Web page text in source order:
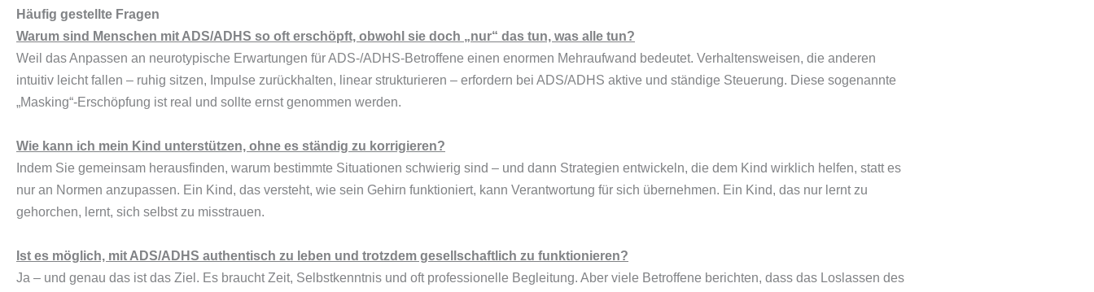
Häufig gestellte Fragen
Warum sind Menschen mit ADS/ADHS so oft erschöpft, obwohl sie doch „nur“ das tun, was alle tun?
Weil das Anpassen an neurotypische Erwartungen für ADS-/ADHS-Betroffene einen enormen Mehraufwand bedeutet. Verhaltensweisen, die anderen
intuitiv leicht fallen – ruhig sitzen, Impulse zurückhalten, linear strukturieren – erfordern bei ADS/ADHS aktive und ständige Steuerung. Diese sogenannte
„Masking“-Erschöpfung ist real und sollte ernst genommen werden.
Wie kann ich mein Kind unterstützen, ohne es ständig zu korrigieren?
Indem Sie gemeinsam herausfinden, warum bestimmte Situationen schwierig sind – und dann Strategien entwickeln, die dem Kind wirklich helfen, statt es
nur an Normen anzupassen. Ein Kind, das versteht, wie sein Gehirn funktioniert, kann Verantwortung für sich übernehmen. Ein Kind, das nur lernt zu
gehorchen, lernt, sich selbst zu misstrauen.
Ist es möglich, mit ADS/ADHS authentisch zu leben und trotzdem gesellschaftlich zu funktionieren?
Ja – und genau das ist das Ziel. Es braucht Zeit, Selbstkenntnis und oft professionelle Begleitung. Aber viele Betroffene berichten, dass das Loslassen des